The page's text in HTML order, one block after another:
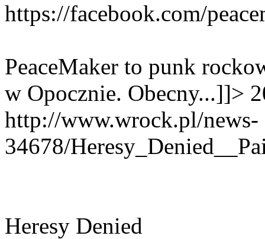
https://facebook.com/
PeaceMaker to punk
w Opocznie. Obecny...]]>
http://www.wrock.pl/news-
34678/
Heresy Denied